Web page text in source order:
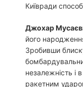
Київради
Джохар
його
Зробивши
незалежність і
ракетним